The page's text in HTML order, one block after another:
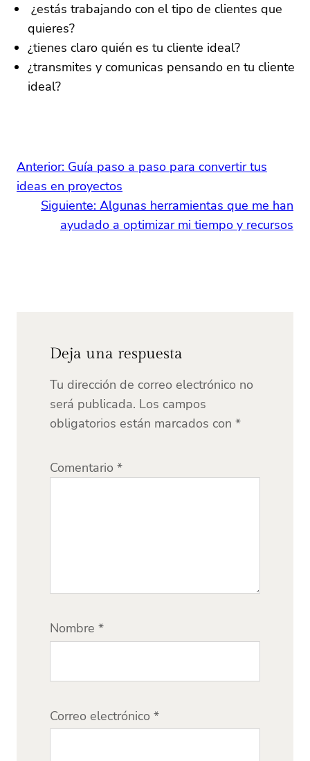
¿estás trabajando con el tipo de clientes que
quieres?
¿tienes claro quién es tu cliente ideal?
¿transmites y comunicas pensando en tu cliente
ideal?
Anterior: Guía paso a paso para convertir tus
ideas en proyectos
Siguiente: Algunas herramientas que me han
ayudado a optimizar mi tiempo y recursos
Deja una respuesta
Tu dirección de correo electrónico no
será publicada. Los campos
obligatorios están marcados con *
Comentario *
Nombre *
Correo electrónico *